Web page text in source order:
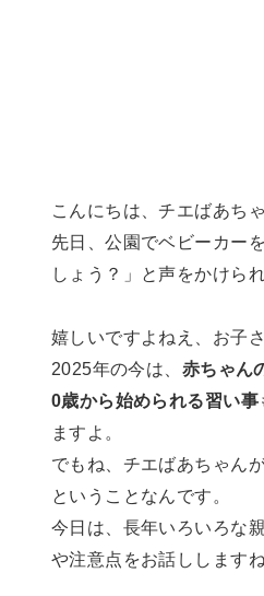
こんにちは、チエばあちゃ
先日、公園でベビーカー
しょう？」と声をかけら
嬉しいですよねえ、お子
2025年の今は、 赤ちゃん
0歳から始められる習い事
ますよ。
でもね、チエばあちゃん
ということなんです。
今日は、長年いろいろな
や注意点をお話ししますね